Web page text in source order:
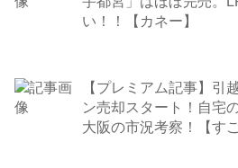
い！！【カネー】
【プレミアム記事】引
ン売却スタート！自宅
大阪の市況考察！【す